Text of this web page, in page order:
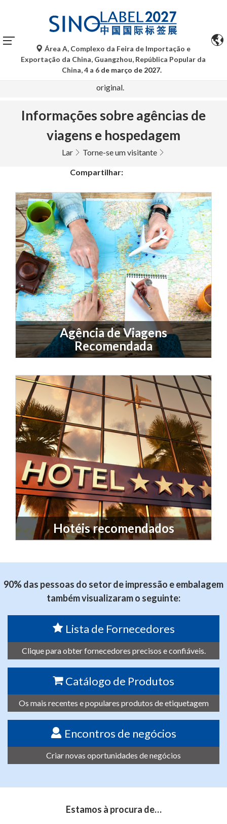
As traduções automáticas do Google Tradutor são apenas
para referência e podem conter imprecisões. Para
quaisquer dúvidas, consulte a versão original no idioma
original.
Área A, Complexo da Feira de Importação e
Exportação da China, Guangzhou, República Popular da
China, 4 a 6 de março de 2027.
Informações sobre agências de
viagens e hospedagem
Lar Torne-se um visitante
Compartilhar:
Agência de Viagens
Recomendada
Hotéis recomendados
90% das pessoas do setor de impressão e embalagem
também visualizaram o seguinte:
Lista de Fornecedores
Clique para obter fornecedores precisos e confiáveis.
Catálogo de Produtos
Os mais recentes e populares produtos de etiquetagem
Encontros de negócios
Criar novas oportunidades de negócios
Estamos à procura de…